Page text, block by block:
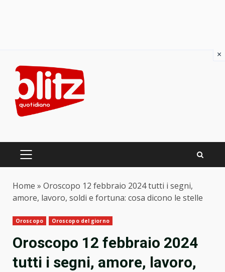
content
PRIMARY
Home » Oroscopo 12 febbraio 2024 tutti i segni,
amore, lavoro, soldi e fortuna: cosa dicono le stelle
Oroscopo Oroscopo del giorno
Oroscopo 12 febbraio 2024
tutti i segni, amore, lavoro,
×